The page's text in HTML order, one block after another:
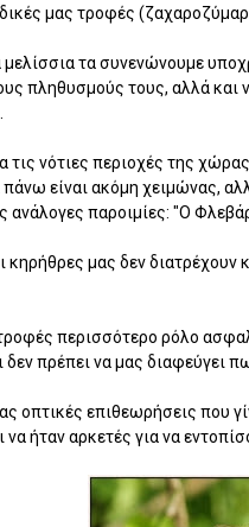
μας τροφές
τα συνενώνουμε
πληθυσμούς τους, αλλά και
νότιες περιοχές της
είναι ακόμη χειμώνας,
ανάλογες παροιμίες: "Ο
κηρήθρες μας δεν διατρέχουν
περισσότερο ρόλο
δεν πρέπει να μας διαφεύγει
οπτικές επιθεωρήσεις που
ήταν αρκετές για να